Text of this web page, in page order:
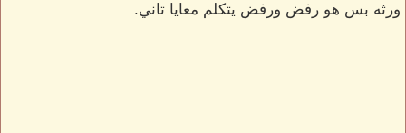
ورثه بس هو رفض ورفض يتكلم معايا تاني.